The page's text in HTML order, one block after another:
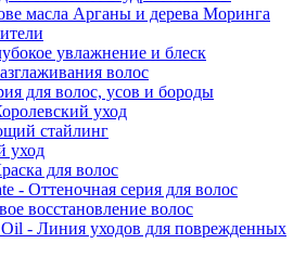
масла Арганы и дерева Моринга
увлажнение и блеск
волос
для волос, усов и бороды
уход
стайлинг
уход
для волос
- Оттеночная серия для волос
восстановление волос
- Линия уходов для поврежденных